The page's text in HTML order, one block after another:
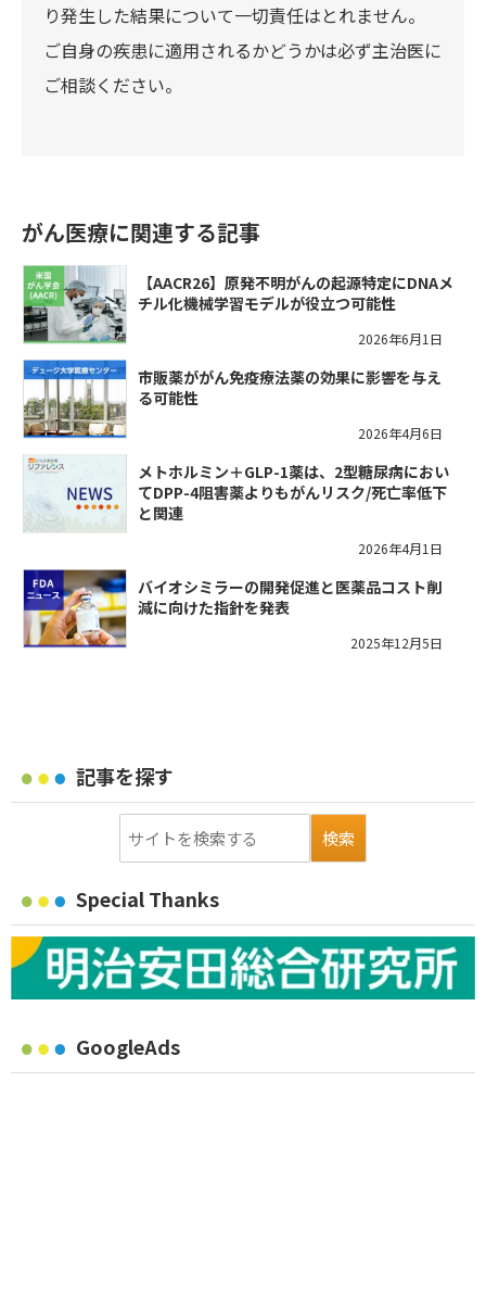
り発生した結果について一切責任はとれません。
ご自身の疾患に適用されるかどうかは必ず主治医に
ご相談ください。
がん医療に関連する記事
【AACR26】原発不明がんの起源特定にDNAメ
チル化機械学習モデルが役立つ可能性
2026年6月1日
市販薬ががん免疫療法薬の効果に影響を与え
る可能性
2026年4月6日
メトホルミン＋GLP-1薬は、2型糖尿病におい
てDPP-4阻害薬よりもがんリスク/死亡率低下
と関連
2026年4月1日
バイオシミラーの開発促進と医薬品コスト削
減に向けた指針を発表
2025年12月5日
記事を探す
Special Thanks
GoogleAds